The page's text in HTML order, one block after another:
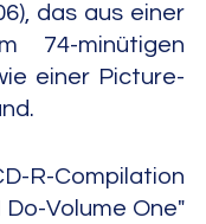
das aus einer
74-minütigen
einer Picture-
Compilation
Do-Volume One"